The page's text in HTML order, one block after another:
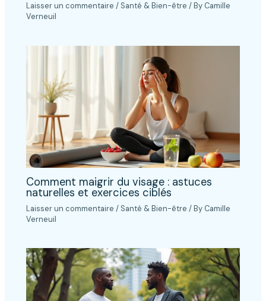
Laisser un commentaire / Santé & Bien-être / By Camille
Verneuil
Comment maigrir du visage : astuces
naturelles et exercices ciblés
Laisser un commentaire / Santé & Bien-être / By Camille
Verneuil